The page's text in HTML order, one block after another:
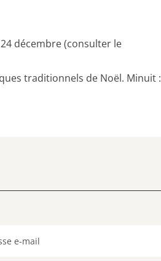
décembre (consulter le
traditionnels de Noël. Minuit :